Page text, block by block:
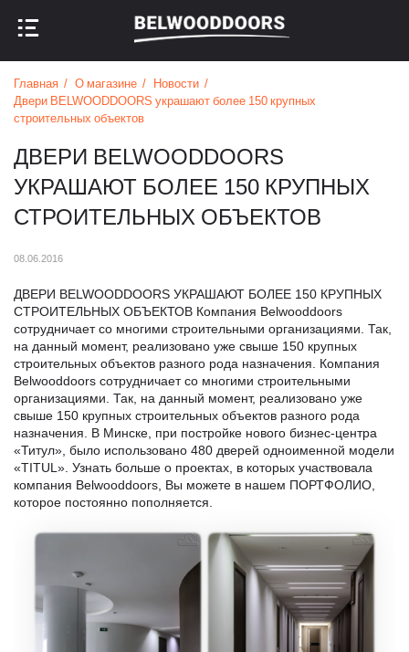
НАЗАД В МЕНЮ
НАЗАД В МЕНЮ
Главная О магазине
Новости
Двери BELWOODDOORS украшают более 150 крупных
строительных объектов
ДВЕРИ BELWOODDOORS
УКРАШАЮТ БОЛЕЕ 150 КРУПНЫХ
СТРОИТЕЛЬНЫХ ОБЪЕКТОВ
08.06.2016
ДВЕРИ BELWOODDOORS УКРАШАЮТ БОЛЕЕ 150 КРУПНЫХ
СТРОИТЕЛЬНЫХ ОБЪЕКТОВ Компания Belwooddoors
сотрудничает со многими строительными организациями. Так,
на данный момент, реализовано уже свыше 150 крупных
строительных объектов разного рода назначения. Компания
Belwooddoors сотрудничает со многими строительными
организациями. Так, на данный момент, реализовано уже
свыше 150 крупных строительных объектов разного рода
назначения. В Минске, при постройке нового бизнес-центра
«Титул», было использовано 480 дверей одноименной модели
«TITUL». Узнать больше о проектах, в которых участвовала
компания Belwooddoors, Вы можете в нашем ПОРТФОЛИО,
которое постоянно пополняется.